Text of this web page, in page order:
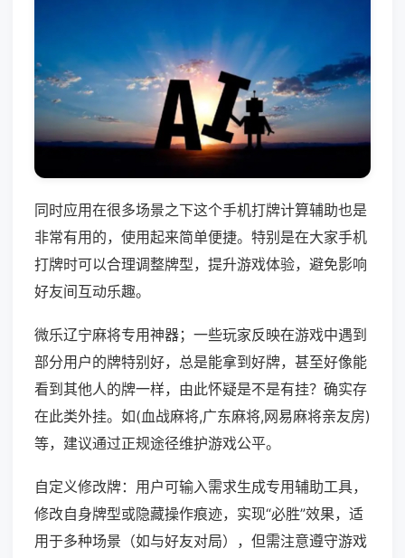
同时应用在很多场景之下这个手机打牌计算辅助也是
非常有用的，使用起来简单便捷。特别是在大家手机
打牌时可以合理调整牌型，提升游戏体验，避免影响
好友间互动乐趣。
微乐辽宁麻将专用神器；一些玩家反映在游戏中遇到
部分用户的牌特别好，总是能拿到好牌，甚至好像能
看到其他人的牌一样，由此怀疑是不是有挂？确实存
在此类外挂。如(血战麻将,广东麻将,网易麻将亲友房)
等，建议通过正规途径维护游戏公平。
自定义修改牌：用户可输入需求生成专用辅助工具，
修改自身牌型或隐藏操作痕迹，实现“必胜”效果，适
用于多种场景（如与好友对局），但需注意遵守游戏